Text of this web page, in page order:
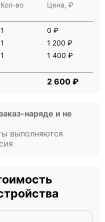
Кол-во Цена, ₽
1
0 ₽
1
1 200 ₽
1 1 400 ₽
2 600 ₽
наряде и не
выполняются